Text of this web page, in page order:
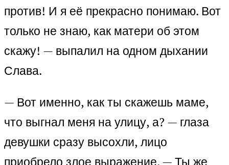
против! И я её прекрасно понимаю. Вот
только не знаю, как матери об этом
скажу! — выпалил на одном дыхании
Слава.
— Вот именно, как ты скажешь маме,
что выгнал меня на улицу, а? — глаза
девушки сразу высохли, лицо
приобрело злое выражение. — Ты же